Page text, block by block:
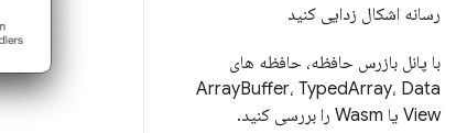
رسانه اشکال زدایی کنید
با پانل بازرس حافظه، حافظه های
ArrayBuffer، TypedArray، Data
View یا Wasm را بررسی کنید
.